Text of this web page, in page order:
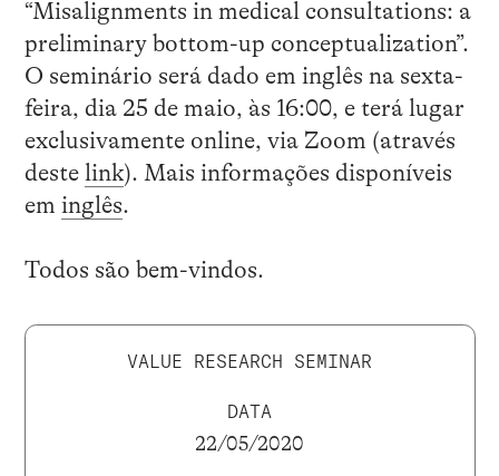
“Misalignments in medical consultations: a
preliminary bottom-up conceptualization”.
O seminário será dado em inglês na sexta-
feira, dia 25 de maio, às 16:00, e terá lugar
exclusivamente online, via Zoom (através
deste link). Mais informações disponíveis
em inglês.
Todos são bem-vindos.
VALUE RESEARCH SEMINAR
DATA
22/05/2020